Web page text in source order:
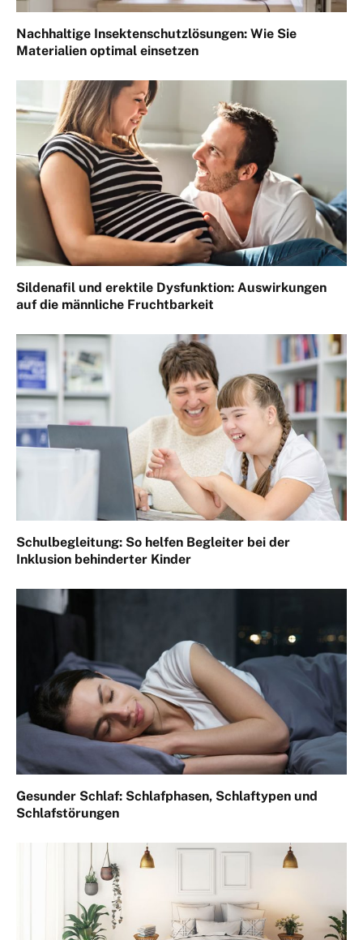
Nachhaltige Insektenschutzlösungen: Wie Sie
Materialien optimal einsetzen
Sildenafil und erektile Dysfunktion: Auswirkungen
auf die männliche Fruchtbarkeit
Schulbegleitung: So helfen Begleiter bei der
Inklusion behinderter Kinder
Gesunder Schlaf: Schlafphasen, Schlaftypen und
Schlafstörungen